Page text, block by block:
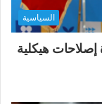
السياسية
هيكلية